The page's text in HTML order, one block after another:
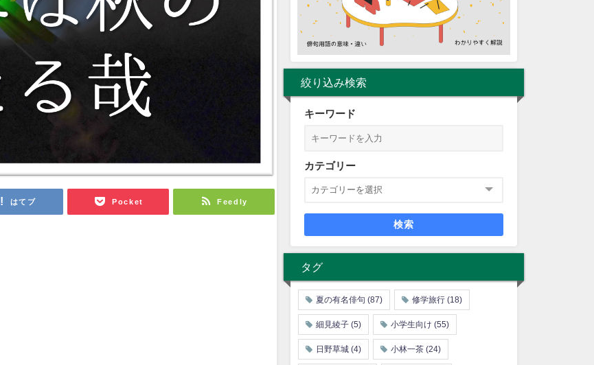
はてブ Pocket Feedly
絞り込み検索
キーワード
カテゴリー
検索
タグ
夏の有名俳句 (87) 修学旅行 (18)
細見綾子 (5) 小学生向け (55)
日野草城 (4) 小林一茶 (24)